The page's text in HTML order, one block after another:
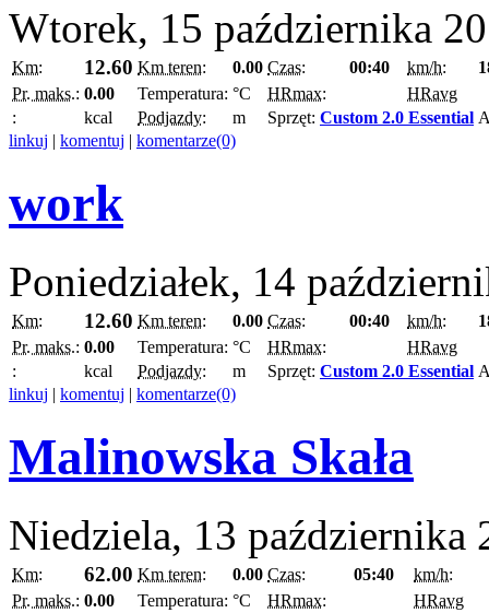
Wtorek, 15 października
Km: 12.60 Km teren: 0.00 Czas: 00:40 km/h:
Pr. maks.: 0.00 Temperatura: °C HRmax:
HRavg
:
kcal Podjazdy: m Sprzęt: Custom 2.0 Essential
linkuj | komentuj | komentarze(0)
work
Poniedziałek, 14
Km: 12.60 Km teren: 0.00 Czas: 00:40 km/h:
Pr. maks.: 0.00 Temperatura: °C HRmax:
HRavg
:
kcal Podjazdy: m Sprzęt: Custom 2.0 Essential
linkuj | komentuj | komentarze(0)
Malinowska Skała
Niedziela, 13 października
Km: 62.00 Km teren: 0.00 Czas: 05:40
km/h:
Pr. maks.: 0.00 Temperatura: °C HRmax:
HRavg